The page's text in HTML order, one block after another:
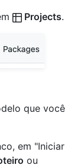
Projects.
que você
em "Iniciar
ou